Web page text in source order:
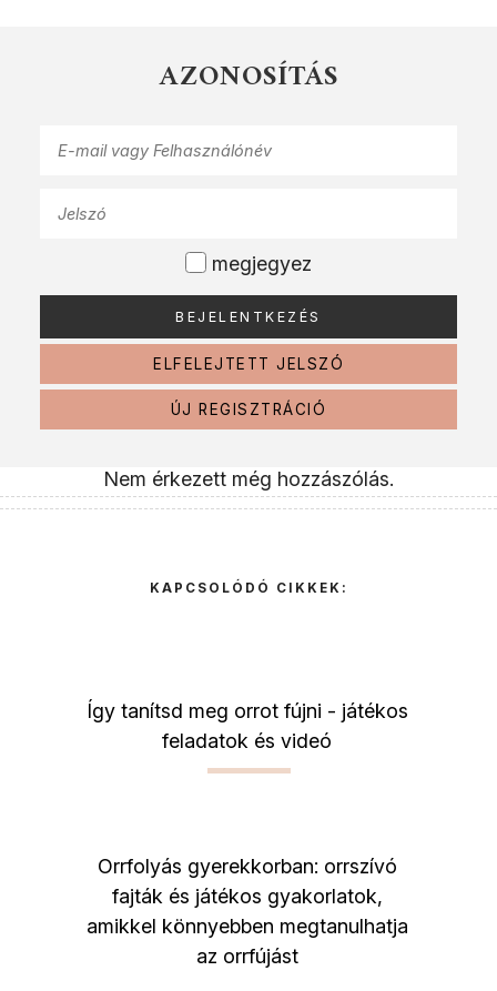
AZONOSÍTÁS
megjegyez
ELFELEJTETT JELSZÓ
ÚJ REGISZTRÁCIÓ
Nem érkezett még hozzászólás.
KAPCSOLÓDÓ CIKKEK:
Így tanítsd meg orrot fújni - játékos
feladatok és videó
Orrfolyás gyerekkorban: orrszívó
fajták és játékos gyakorlatok,
amikkel könnyebben megtanulhatja
az orrfújást